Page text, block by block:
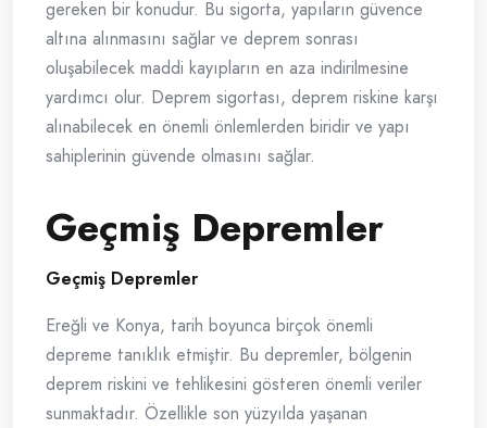
gereken bir konudur. Bu sigorta, yapıların güvence
altına alınmasını sağlar ve deprem sonrası
oluşabilecek maddi kayıpların en aza indirilmesine
yardımcı olur. Deprem sigortası, deprem riskine karşı
alınabilecek en önemli önlemlerden biridir ve yapı
sahiplerinin güvende olmasını sağlar.
Geçmiş Depremler
Geçmiş Depremler
Ereğli ve Konya, tarih boyunca birçok önemli
depreme tanıklık etmiştir. Bu depremler, bölgenin
deprem riskini ve tehlikesini gösteren önemli veriler
sunmaktadır. Özellikle son yüzyılda yaşanan